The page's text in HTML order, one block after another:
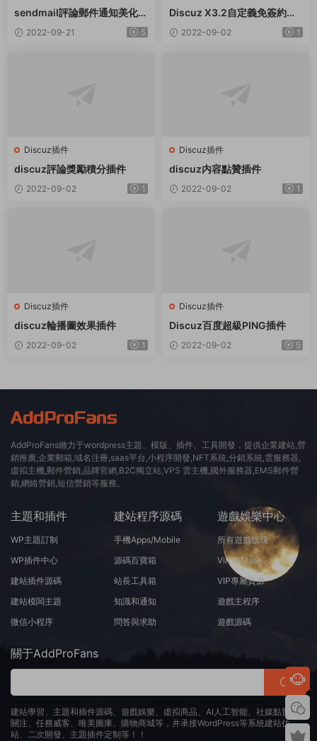
sendmail評論郵件通知美化版
EMLOG插件
2022-09-21 5
Discuz X3.2自定義免簽約支
付插件
2022-09-02 1
Discuz插件
discuz評論獎勵積分插件
2022-09-02 1
Discuz插件
discuz内容點贊插件
2022-09-02 1
Discuz插件
discuz輪播圖效果插件
2022-09-02 1
Discuz插件
Discuz百度超級PING插件
2022-09-02 5
AddProFans緻力于wordpress主題、模版、插件、工具開發，提供企業建站,營
銷推廣,企業郵箱,域名注冊,saas平台,小程序開發,NFT系統,分銷系統,雲服務器,
虛拟主機,郵件營銷,品牌官網,B2C獨立站,VPS 雲主機,國外服務器,EMS郵件營
銷,網絡營銷,短信營銷等服務。
主題和插件
WP主題訂制
WP插件中心
建站插件源碼
建站模闆主題
微信小程序
建站程序源碼
手機Apps/Mobile
源碼百寶箱
站長工具箱
知識和通知
問答與求助
遊戲娛樂中心
所有遊戲版塊
Virt A Mate
VIP專屬資源
遊戲主程序
遊戲源碼
關于AddProFans
建站學習、主題和插件源碼、遊戲娛樂、虛拟商品、AI人工智能、社媒點贊、
關注、任務威客、唯美圖庫、購物商城等，并承接WordPress等系統建站仿
站、二次開發、主題插件定制等！！